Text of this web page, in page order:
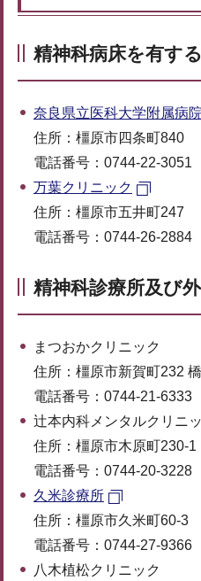
精神科病床を有す
奈良県立医科大学附属病院
住所：橿原市四条町840
電話番号：0744-22-3051
万葉クリニック
住所：橿原市五井町247
電話番号：0744-26-2884
精神科診療所及び
まつおかクリニック
住所：橿原市新賀町232
電話番号：0744-21-6333
辻本内科メンタルクリニ
住所：橿原市木原町230-1
電話番号：0744-20-3228
久米診療所
住所：橿原市久米町60-3
電話番号：0744-27-9366
八木植松クリニック